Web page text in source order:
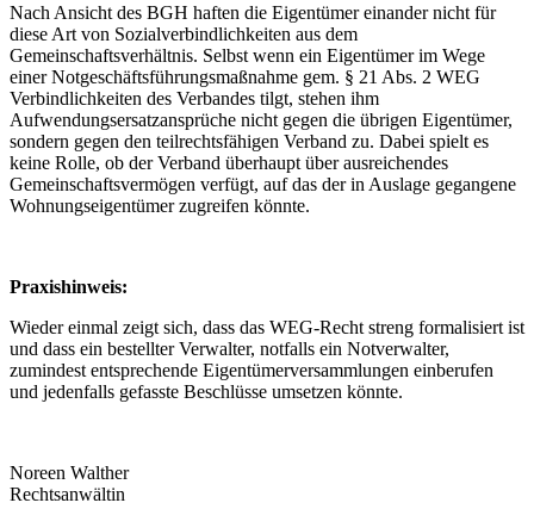
Nach Ansicht des BGH haften die Eigentümer einander nicht für
diese Art von Sozialverbindlichkeiten aus dem
Gemeinschaftsverhältnis. Selbst wenn ein Eigentümer im Wege
einer Notgeschäftsführungsmaßnahme gem. § 21 Abs. 2 WEG
Verbindlichkeiten des Verbandes tilgt, stehen ihm
Aufwendungsersatzansprüche nicht gegen die übrigen Eigentümer,
sondern gegen den teilrechtsfähigen Verband zu. Dabei spielt es
keine Rolle, ob der Verband überhaupt über ausreichendes
Gemeinschaftsvermögen verfügt, auf das der in Auslage gegangene
Wohnungseigentümer zugreifen könnte.
Praxishinweis:
Wieder einmal zeigt sich, dass das WEG-Recht streng formalisiert ist
und dass ein bestellter Verwalter, notfalls ein Notverwalter,
zumindest entsprechende Eigentümerversammlungen einberufen
und jedenfalls gefasste Beschlüsse umsetzen könnte.
Noreen Walther
Rechtsanwältin